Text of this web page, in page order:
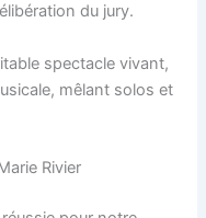
du jury.
spectacle vivant,
mêlant solos et
Rivier